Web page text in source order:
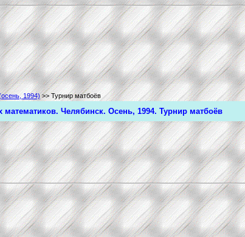
1994) >> Турнир матбоёв
Челябинск. Осень, 1994. Турнир матбоёв